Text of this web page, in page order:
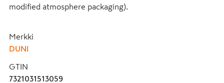
modified atmosphere packaging).
Merkki
DUNI
GTIN
7321031513059